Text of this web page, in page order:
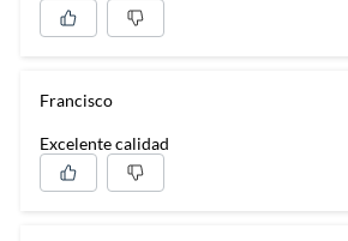
Francisco
Excelente calidad